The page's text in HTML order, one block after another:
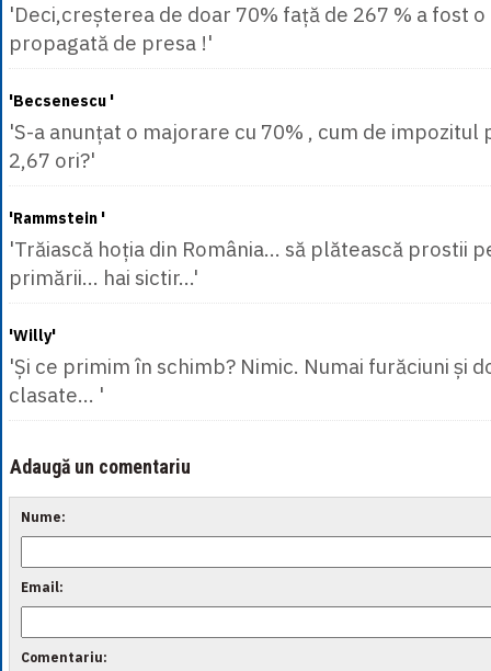
'Deci,creșterea de doar 70% față de 267 % a fost
propagată de presa !'
'Becsenescu '
'S-a anunțat o majorare cu 70% , cum de
2,67 ori?'
'Rammstein '
'Trăiască hoția din România... să plătească prostii
primării... hai sictir...'
'Willy'
'Și ce primim în schimb? Nimic. Numai furăciuni și
clasate... '
Adaugă un comentariu
Nume:
Email:
Comentariu: